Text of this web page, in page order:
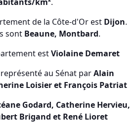
de la Côte-d'Or est Dijon.
sont Beaune, Montbard.
estViolaine Demaret
au Sénat parAlain
Loisier et François Patriat
Godard, Catherine Hervieu,
Brigand et René Lioret